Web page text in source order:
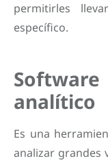
permitirles
específico.
analítico
Es una
analizar grandes